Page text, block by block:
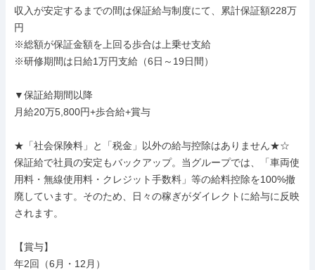
収入が安定するまでの間は保証給与制度にて、累計保証額228万
円
※総額が保証金額を上回る歩合は上乗せ支給
※研修期間は日給1万円支給（6日～19日間）
▼保証給期間以降
月給20万5,800円+歩合給+賞与
★「社会保険料」と「税金」以外の給与控除はありません★☆
保証給で社員の安定もバックアップ。当グループでは、「車両使
用料・無線使用料・クレジット手数料」等の給料控除を100%撤
廃しています。そのため、日々の稼ぎがダイレクトに給与に反映
されます。
【賞与】
年2回（6月・12月）